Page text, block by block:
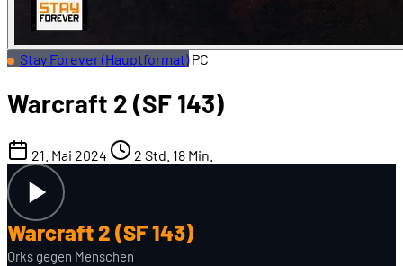
Stay Forever (Hauptformat) PC
Warcraft 2 (SF 143)
21. Mai 2024 2 Std. 18 Min.
Warcraft 2 (SF 143)
Orks gegen Menschen